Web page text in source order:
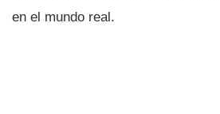
en el mundo real.